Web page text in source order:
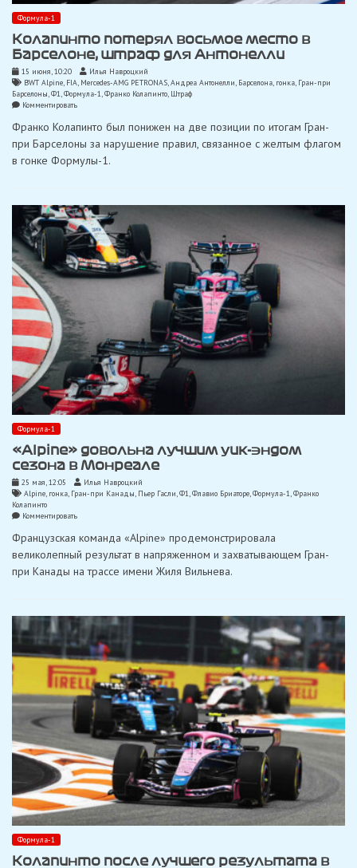
Формула-1
Колапинто потерял восьмое место в
Барселоне, штраф для Антонелли
15 июня, 10:20
Илья Навроцкий
BWT Alpine, FIA, Mercedes-AMG PETRONAS,Андреа Антонелли, Барселона, гонка, Гран-при
Барселоны,Ф1,Формула-1,Франко Колапинто, Штраф
Комментироватьon
потерял
место
в
Антонелли
Франко Колапинто был понижен на две позиции по итогам Гран-
при Барселоны за нарушение правил, связанное с желтым флагом
в гонке Формулы-1.
Формула-1
«Alpine» довольна лучшим уик-эндом
сезона в Монреале
25 мая, 12:05
Илья Навроцкий
Alpine, гонка, Гран-при Канады, Пьер Гасли,Ф1,Флавио Бриаторе,Формула-1,Франко
Колапинто
Комментироватьon
довольна
лучшим
уик-
эндом
Французская команда «Alpine» продемонстрировала
великолепный результат в напряженном и захватывающем Гран-
при Канады на трассе имени Жиля Вильнева.
Формула-1
Колапинто после лучшего результата в